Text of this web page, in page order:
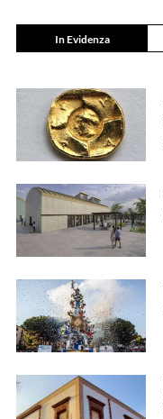
In Evidenza